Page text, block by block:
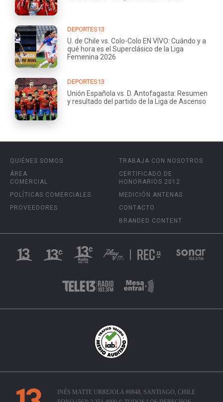
DEPORTES13
U. de Chile vs. Colo-Colo EN VIVO: Cuándo y a
qué hora es el Superclásico de la Liga
Femenina 2026
DEPORTES13
Unión Española vs. D. Antofagasta: Resumen
y resultado del partido de la Liga de Ascenso
QUIÉNES SOMOS
ÁREA
COMERCIAL
POLÍTICAS COMERCIALES
PROVEEDORES
TRABAJA CON NOSOTROS
CERTIFICADO DE
HONORARIOS 2012
MEDICIÓN ANTENAS
CONTACTO
BRANDED CONTENT
INÉS MATTE URREJOLA #0848, SANTIAGO, CHILE